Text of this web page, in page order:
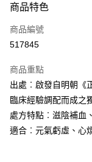
信用卡
AlipayHK
WeChat Pay
送貨方式
順豐自助櫃
商品特色
商品編號
517845
商品重點
出處︰啟發自明朝《
臨床經驗調配而成之
處方特點︰滋陰補血
適合︰元氣虧虛、心